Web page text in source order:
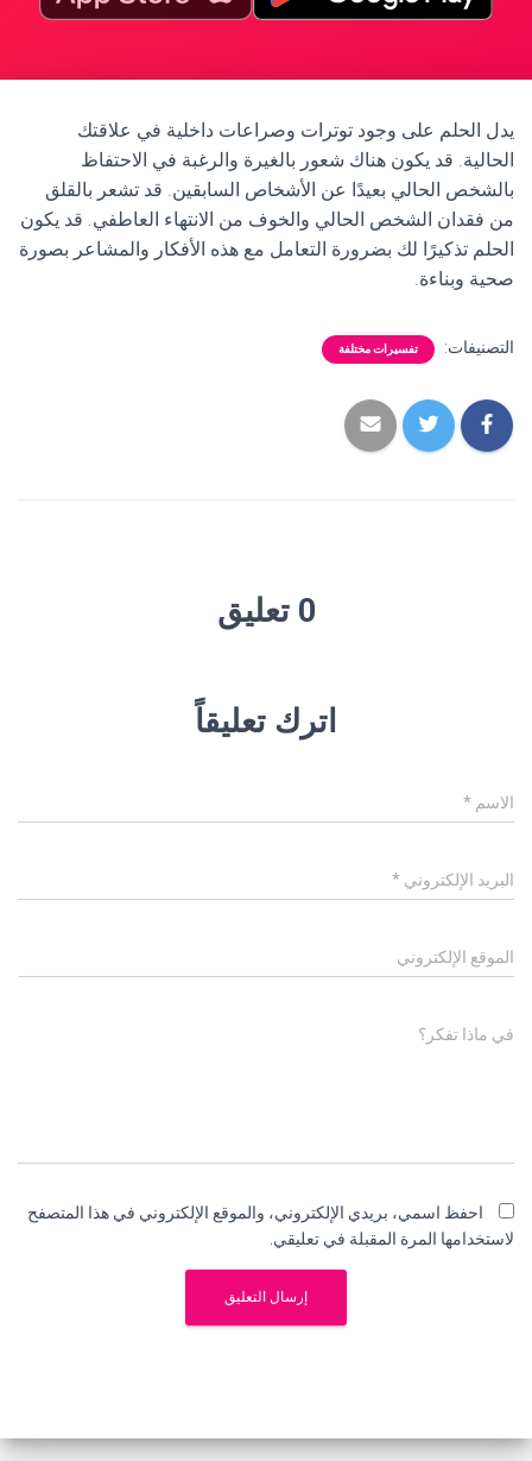
يدل الحلم على وجود توترات وصراعات داخلية في علاقتك
الحالية. قد يكون هناك شعور بالغيرة والرغبة في الاحتفاظ
بالشخص الحالي بعيدًا عن الأشخاص السابقين. قد تشعر بالقلق
من فقدان الشخص الحالي والخوف من الانتهاء العاطفي. قد يكون
الحلم تذكيرًا لك بضرورة التعامل مع هذه الأفكار والمشاعر بصورة
صحية وبناءة.
التصنيفات: تفسيرات مختلفة
0 تعليق
اترك تعليقاً
الاسم *
البريد الإلكتروني *
الموقع الإلكتروني
في ماذا تفكر؟
احفظ اسمي، بريدي الإلكتروني، والموقع الإلكتروني في هذا المتصفح
لاستخدامها المرة المقبلة في تعليقي.